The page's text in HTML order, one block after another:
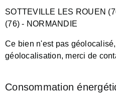
SOTTEVILLE LES ROUEN
(76) - NORMANDIE
Ce bien n'est pas
géolocalisation, merci de
Consommation